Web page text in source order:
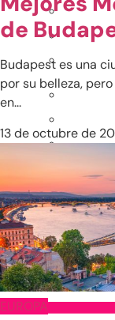
de
Budapest es una
por su belleza,
en...
13 de octubre de
EUROPA